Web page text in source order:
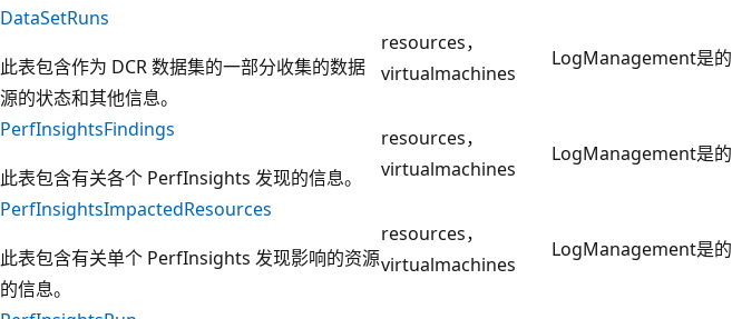
DataSetRuns
此表包含作为 DCR 数据集的一部分收集的数据
源的状态和其他信息。
resources，
virtualmachines
LogManagement是的
PerfInsightsFindings
此表包含有关各个 PerfInsights 发现的信息。
resources，
virtualmachines
LogManagement是的
PerfInsightsImpactedResources
此表包含有关单个 PerfInsights 发现影响的资源
的信息。
resources，
virtualmachines
LogManagement是的